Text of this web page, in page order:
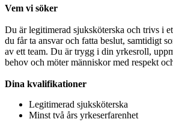
Vem vi söker
Du är legitimerad sjuksköterska och trivs i
du får ta ansvar och fatta beslut, samtidigt
av ett team. Du är trygg i din yrkesroll,
behov och möter människor med respekt
Dina kvalifikationer
Legitimerad sjuksköterska
Minst två års yrkeserfarenhet